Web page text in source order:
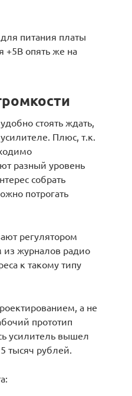
питания платы
+5В опять же на
стоять ждать,
Плюс, т.к.
разный уровень
собрать
потрогать
регулятором
из журналов радио
к такому типу
а не
прототип
усилитель вышел
тысяч рублей.